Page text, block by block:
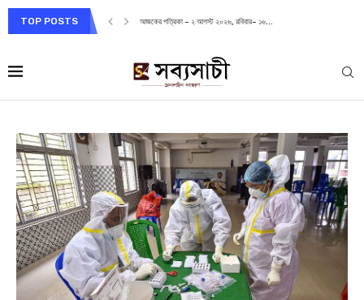
TOP POSTS আজকের পত্রিকা – ২ আগস্ট ২০২৬, রবিবার– ১৬...